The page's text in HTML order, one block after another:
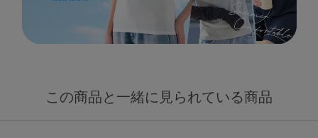
この商品と一緒に見られている商品